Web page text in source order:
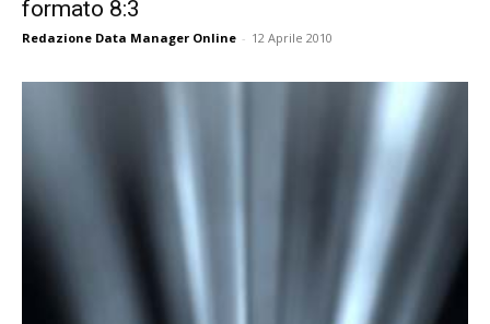
formato 8:3
Redazione Data Manager Online - 12 Aprile 2010